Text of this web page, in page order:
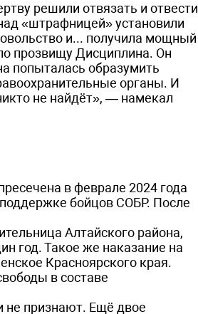
решили отвязать и отвести
«штрафницей» установили
и... получила мощный
прозвищу Дисциплина. Он
попыталась образумить
органы. И
не найдёт», — намекал
в феврале 2024 года
бойцов СОБР. После
Алтайского района,
год. Такое же наказание на
Красноярского края.
в составе
не признают. Ещё двое